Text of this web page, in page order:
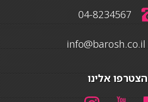
04-8234567
info@barosh.co.il
הצטרפו אלינו